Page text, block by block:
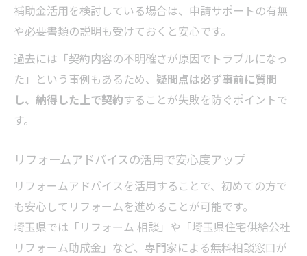
補助金活用を検討している場合は、申請サポートの有無
や必要書類の説明も受けておくと安心です。
過去には「契約内容の不明確さが原因でトラブルになっ
た」という事例もあるため、 疑問点は必ず事前に質問
し、納得した上で契約することが失敗を防ぐポイントで
す。
リフォームアドバイスの活用で安心度アップ
リフォームアドバイスを活用することで、初めての方で
も安心してリフォームを進めることが可能です。
埼玉県では「リフォーム 相談」や「埼玉県住宅供給公社
リフォーム助成金」など、専門家による無料相談窓口が